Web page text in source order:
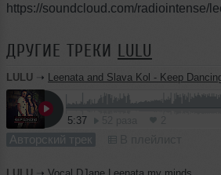
https://soundcloud.com/radiointense/
ДРУГИЕ ТРЕКИ LULU
LULU ➝ Leenata and Slava Kol - Keep Dancing
5:37
Авторский трек